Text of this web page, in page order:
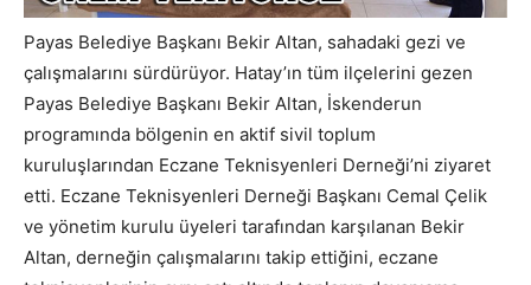
Payas Belediye Başkanı Bekir Altan, sahadaki gezi ve
çalışmalarını sürdürüyor. Hatay’ın tüm ilçelerini gezen
Payas Belediye Başkanı Bekir Altan, İskenderun
programında bölgenin en aktif sivil toplum
kuruluşlarından Eczane Teknisyenleri Derneği’ni ziyaret
etti. Eczane Teknisyenleri Derneği Başkanı Cemal Çelik
ve yönetim kurulu üyeleri tarafından karşılanan Bekir
Altan, derneğin çalışmalarını takip ettiğini, eczane